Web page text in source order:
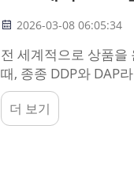
2026-03-08 06:05:34
전 세계적으로 상품을
때, 종종 DDP와 DAP
(Delivered Duty
두 용어는 비즈니스에
더 보기